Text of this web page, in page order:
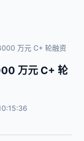
万元 C+ 轮融资
万元 C+ 轮